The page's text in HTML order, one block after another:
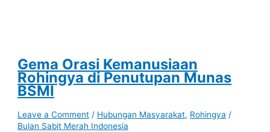
Gema Orasi Kemanusiaan
Rohingya di Penutupan Munas
BSMI
Leave a Comment / Hubungan Masyarakat, Rohingya /
Bulan Sabit Merah Indonesia